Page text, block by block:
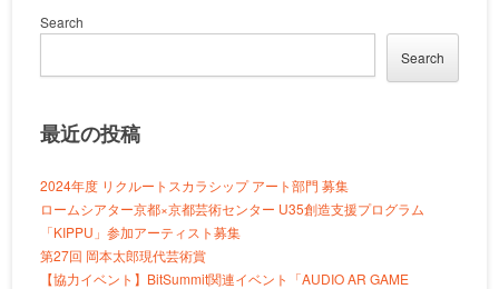
Search
Search
最近の投稿
2024年度 リクルートスカラシップ アート部門 募集
ロームシアター京都×京都芸術センター U35創造支援プログラム
「KIPPU」参加アーティスト募集
第27回 岡本太郎現代芸術賞
【協力イベント】BitSummit関連イベント「AUDIO AR GAME